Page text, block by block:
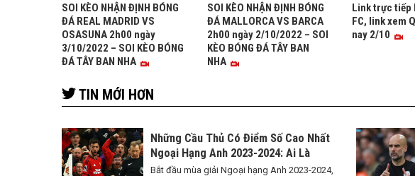
SOI KÈO NHẬN ĐỊNH BÓNG
ĐÁ REAL MADRID VS
OSASUNA 2h00 ngày
3/10/2022 – SOI KÈO BÓNG
ĐÁ TÂY BAN NHA
SOI KÈO NHẬN ĐỊNH BÓNG
ĐÁ MALLORCA VS BARCA
2h00 ngày 2/10/2022 – SOI
KÈO BÓNG ĐÁ TÂY BAN
NHA
Link trực tiếp
FC, link xem
nay 2/10
TIN MỚI HƠN
Những Cầu Thủ Có Điểm Số Cao Nhất
Ngoại Hạng Anh 2023-2024: Ai Là
Ngôi Sao Sáng Nhất?
Bắt đầu mùa giải Ngoại hạng Anh 2023-2024,